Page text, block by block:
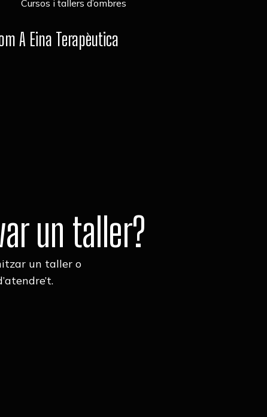
A Eina Terapèutica
un taller?
un taller o